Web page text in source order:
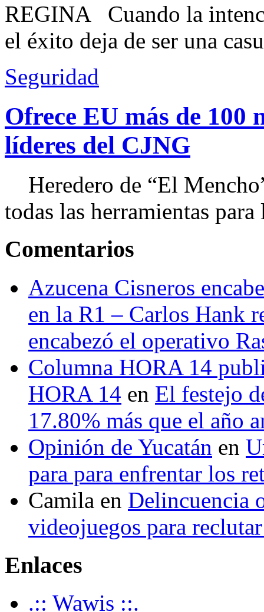
REGINA Cuando la
el éxito deja de ser una
Seguridad
Ofrece EU más de 100
líderes del CJNG
Heredero de “El
todas las herramientas
Comentarios
Azucena Cisneros
en la R1 – Carlos Hank
encabezó el operativo
Columna HORA 14
HORA 14 en El festejo
17.80% más que el año
Opinión de Yucatán en
para para enfrentar los
Camila en Delincuencia
videojuegos para
Enlaces
.:: Wawis ::.